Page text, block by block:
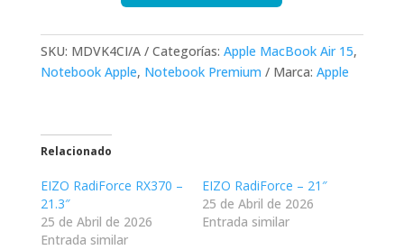
SKU: MDVK4CI/A Categorías: Apple MacBook Air 15,
Notebook Apple, Notebook Premium Marca: Apple
Relacionado
EIZO RadiForce RX370 –
21.3″
25 de Abril de 2026
Entrada similar
EIZO RadiForce – 21″
25 de Abril de 2026
Entrada similar